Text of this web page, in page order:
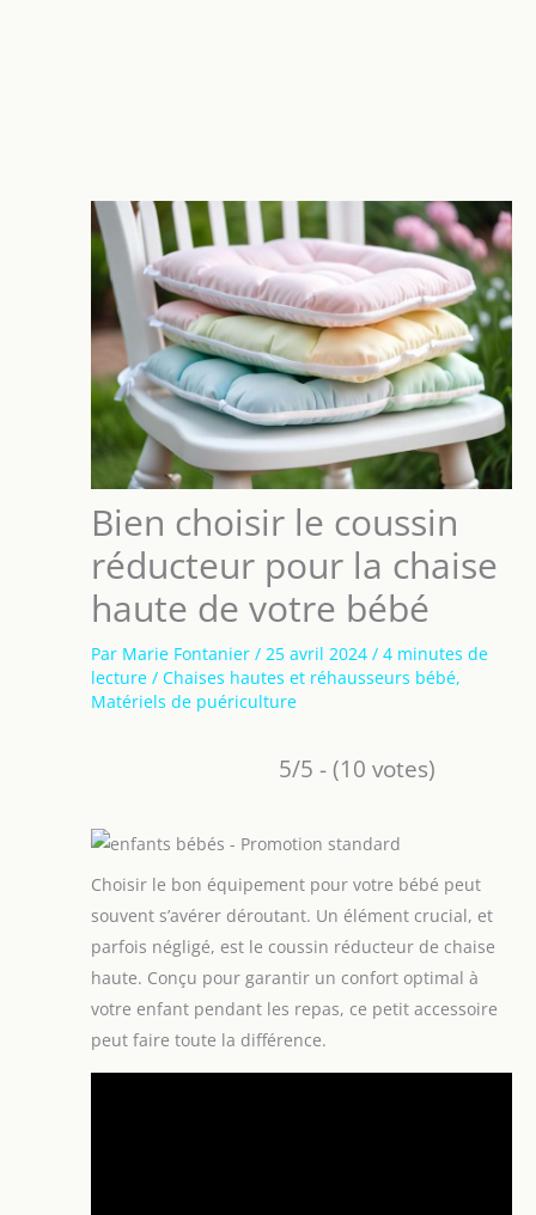
Bien choisir le coussin
réducteur pour la chaise
haute de votre bébé
Par Marie Fontanier / 25 avril 2024 / 4 minutes de
lecture / Chaises hautes et réhausseurs bébé,
Matériels de puériculture
5/5 - (10 votes)
Choisir le bon équipement pour votre bébé peut
souvent s’avérer déroutant. Un élément crucial, et
parfois négligé, est le coussin réducteur de chaise
haute. Conçu pour garantir un confort optimal à
votre enfant pendant les repas, ce petit accessoire
peut faire toute la différence.